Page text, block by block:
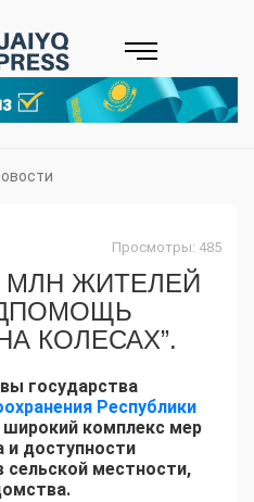
Просмотры: 485
МЛН ЖИТЕЛЕЙ
КОЛЕСАХ”.
государства
Республики
широкий комплекс мер
и доступности
местности,